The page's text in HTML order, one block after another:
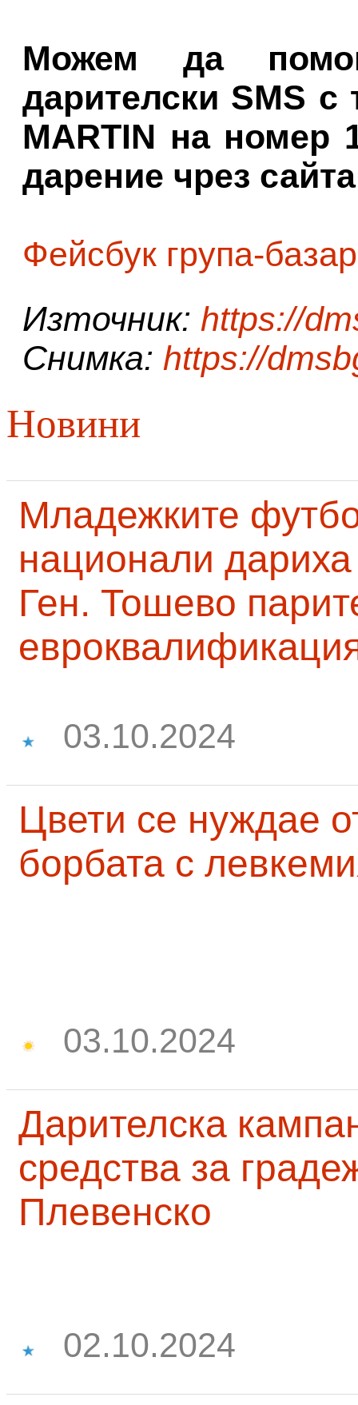
Можем да
дарителски SMS с
MARTIN на номер
дарение чрез
Фейсбук група-
Източник: https://
Снимка: https://
Новини
Младежките
национали
Ген. Тошево
03.10.2024
Цвети се нуждае
борбата с
03.10.2024
Дарителска
средства за
Плевенско
02.10.2024